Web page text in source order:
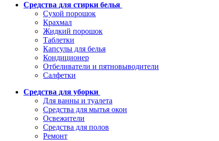
Средства для стирки белья
Сухой порошок
Крахмал
Жидкий порошок
Таблетки
Капсулы для белья
Кондиционер
Отбеливатели и пятновыводители
Салфетки
Средства для уборки
Для ванны и туалета
Средства для мытья окон
Освежители
Средства для полов
Ремонт